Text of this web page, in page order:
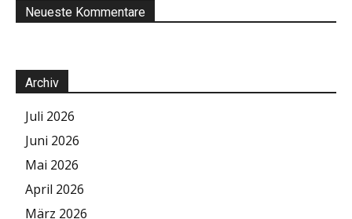
Neueste Kommentare
Archiv
Juli 2026
Juni 2026
Mai 2026
April 2026
März 2026